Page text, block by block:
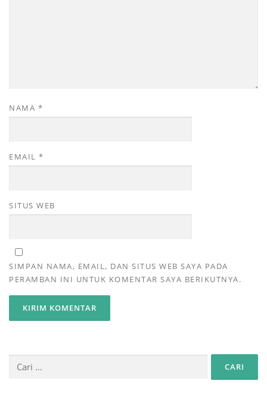
NAMA *
EMAIL *
SITUS WEB
SIMPAN NAMA, EMAIL, DAN SITUS WEB SAYA PADA
PERAMBAN INI UNTUK KOMENTAR SAYA BERIKUTNYA.